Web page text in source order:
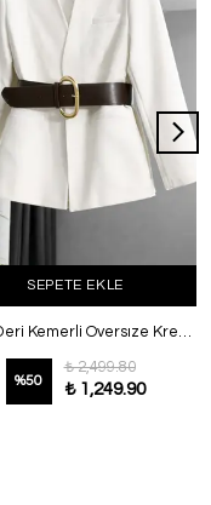
SEPETE EKLE
Kalın Deri Kemerli Oversıze Krep Ceket Beyaz
%50
₺ 2,499.80
₺ 1,249.90